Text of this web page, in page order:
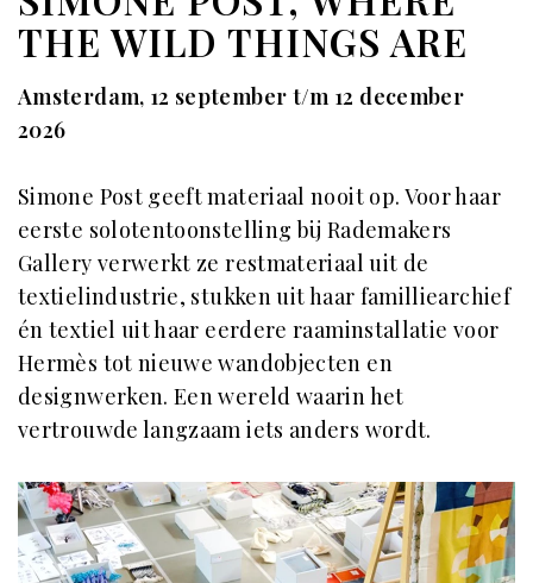
THE WILD THINGS ARE
Amsterdam, 12 september t/m 12 december
2026
Simone Post geeft materiaal nooit op. Voor haar
eerste solotentoonstelling bij Rademakers
Gallery verwerkt ze restmateriaal uit de
textielindustrie, stukken uit haar familliearchief
én textiel uit haar eerdere raaminstallatie voor
Hermès tot nieuwe wandobjecten en
designwerken. Een wereld waarin het
vertrouwde langzaam iets anders wordt.